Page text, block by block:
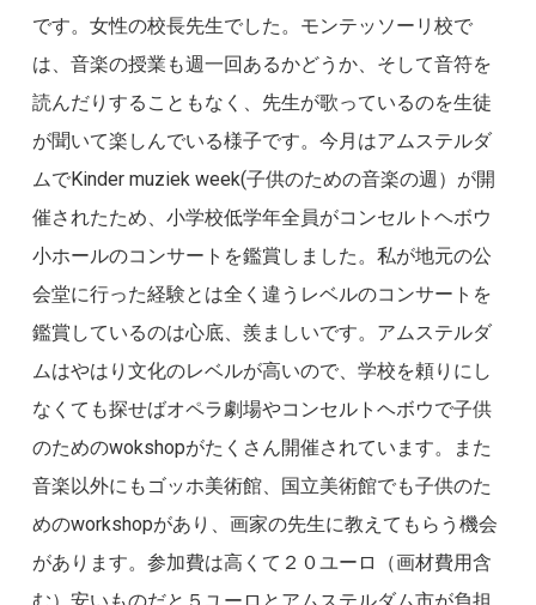
です。女性の校長先生でした。モンテッソーリ校で
は、音楽の授業も週一回あるかどうか、そして音符を
読んだりすることもなく、先生が歌っているのを生徒
が聞いて楽しんでいる様子です。今月はアムステルダ
ムでKinder muziek week(子供のための音楽の週）が開
催されたため、小学校低学年全員がコンセルトヘボウ
小ホールのコンサートを鑑賞しました。私が地元の公
会堂に行った経験とは全く違うレベルのコンサートを
鑑賞しているのは心底、羨ましいです。アムステルダ
ムはやはり文化のレベルが高いので、学校を頼りにし
なくても探せばオペラ劇場やコンセルトヘボウで子供
のためのwokshopがたくさん開催されています。また
音楽以外にもゴッホ美術館、国立美術館でも子供のた
めのworkshopがあり、画家の先生に教えてもらう機会
があります。参加費は高くて２０ユーロ（画材費用含